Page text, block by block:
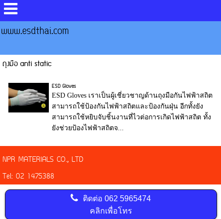
www.esdthai.com
ถุงมือ anti static
ESD Gloves
ESD Gloves เราเป็นผู้เชี่ยวชาญด้านถุงมือกันไฟฟ้าสถิต
สามารถใช้ป้องกันไฟฟ้าสถิตและป้องกันฝุ่น อีกทั้งยัง
สามารถใช้หยิบจับชิ้นงานที่ไวต่อการเกิดไฟฟ้าสถิต ทั้ง
ยังช่วยป้องไฟฟ้าสถิตจ...
NPR MATERIALS CO., LTD
Tel: 02 1475388
ติดต่อ062 5965474
คลิกเพื่อโทร